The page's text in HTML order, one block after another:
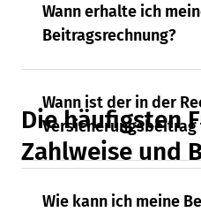
Wann erhalte ich
Beitragsrechnung?
Wann ist der in der
Die häufigsten
Zahlweise und
Wie kann ich meine